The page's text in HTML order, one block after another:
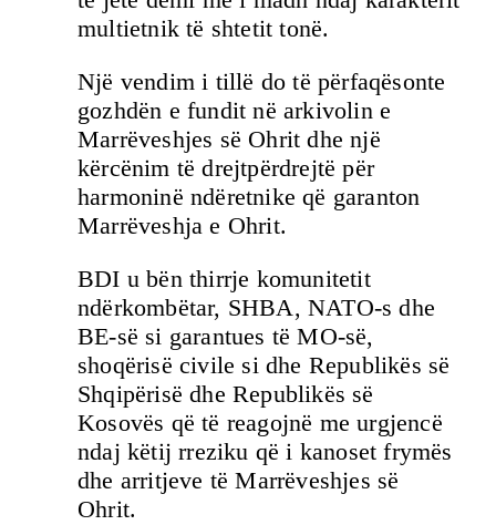
multietnik të shtetit tonë.
Një vendim i tillë do të përfaqësonte
gozhdën e fundit në arkivolin e
Marrëveshjes së Ohrit dhe një
kërcënim të drejtpërdrejtë për
harmoninë ndëretnike që garanton
Marrëveshja e Ohrit.
BDI u bën thirrje komunitetit
ndërkombëtar, SHBA, NATO-s dhe
BE-së si garantues të MO-së,
shoqërisë civile si dhe Republikës së
Shqipërisë dhe Republikës së
Kosovës që të reagojnë me urgjencë
ndaj këtij rreziku që i kanoset frymës
dhe arritjeve të Marrëveshjes së
Ohrit.